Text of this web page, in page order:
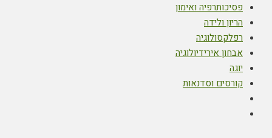
פסיכותרפיה ואימון
הריון ולידה
רפלקסולוגיה
אבחון אירידיולוגיה
יוגה
קורסים וסדנאות